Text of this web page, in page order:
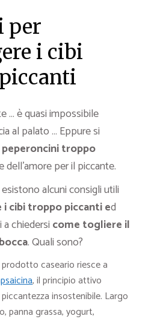
per
i cibi
… è quasi impossibile
al palato … Eppure si
peperoncini troppo
dell’amore per il piccante.
alcuni consigli utili
cibi troppo piccanti ed
chiedersi come togliere il
. Quali sono?
caseario riesce a
, il principio attivo
insostenibile. Largo
panna grassa, yogurt,